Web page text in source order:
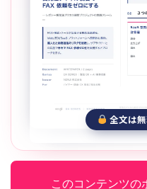
全文は
このコンテンツの